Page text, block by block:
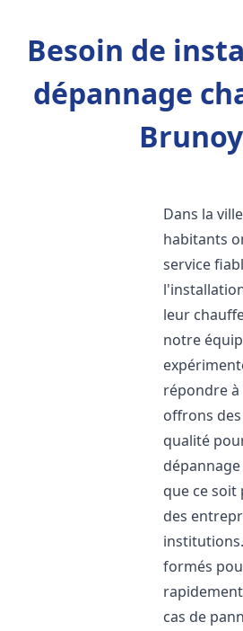
Besoin de
dépannage
Dans la
habitants
service
leur
notre
répondre à
offrons
qualité
que ce soit
des
formés
cas de